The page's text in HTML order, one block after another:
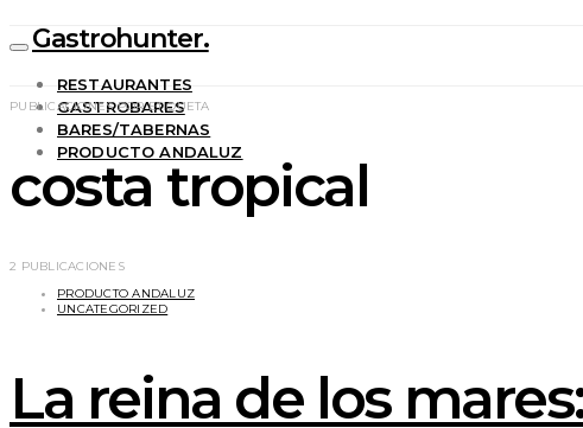
Gastrohunter.
RESTAURANTES
GASTROBARES
BARES/TABERNAS
PRODUCTO ANDALUZ
PUBLICACIONES POR ETIQUETA
costa tropical
2 PUBLICACIONES
PRODUCTO ANDALUZ
UNCATEGORIZED
La reina de los